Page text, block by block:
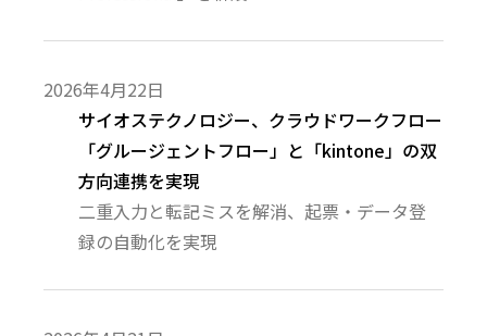
2026年4月22日
サイオステクノロジー、クラウドワークフロー
「グルージェントフロー」と「kintone」の双
方向連携を実現
二重入力と転記ミスを解消、起票・データ登
録の自動化を実現